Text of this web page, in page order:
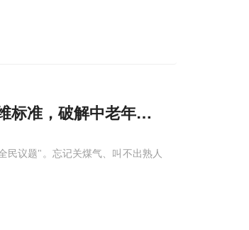
标准，破解中老年记忆衰退养护
民议题"。忘记关煤气、叫不出熟人